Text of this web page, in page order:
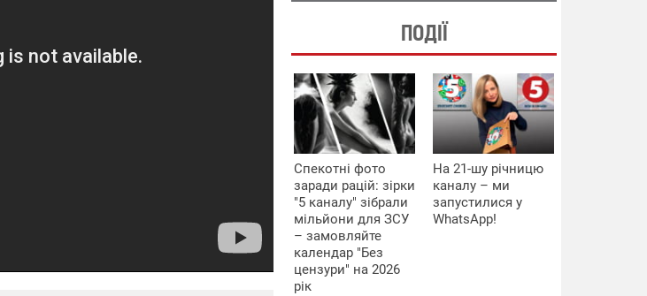
ПОДІЇ
Спекотні фото
заради рацій: зірки
"5 каналу" зібрали
мільйони для ЗСУ
– замовляйте
календар "Без
цензури" на 2026
рік
На 21-шу річницю
каналу – ми
запустилися у
WhatsApp!